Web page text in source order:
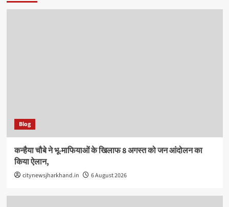
Blog
कन्हैया चौबे ने भू-माफियाओं के खिलाफ 8 अगस्त को जन आंदोलन का
किया ऐलान,
citynewsjharkhand.in 6 August 2026